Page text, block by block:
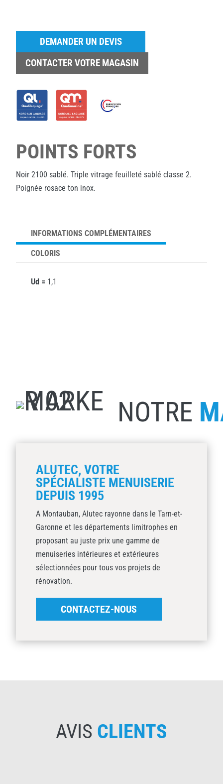
DEMANDER UN DEVIS
CONTACTER VOTRE MAGASIN
POINTS FORTS
Noir 2100 sablé. Triple vitrage feuilleté sablé classe 2.
Poignée rosace ton inox.
INFORMATIONS COMPLÉMENTAIRES
COLORIS
Ud = 1,1
NOTRE
ALUTEC, VOTRE
SPÉCIALISTE MENUISERIE
DEPUIS 1995
A Montauban, Alutec rayonne dans le Tarn-et-
Garonne et les départements limitrophes en
proposant au juste prix une gamme de
menuiseries intérieures et extérieures
sélectionnées pour tous vos projets de
rénovation.
CONTACTEZ-NOUS
AVIS CLIENTS